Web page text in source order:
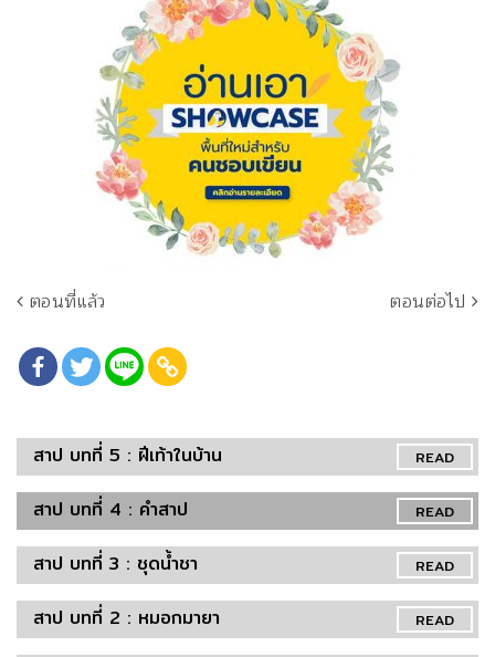
ตอนที่แล้ว ตอนต่อไป
READ
สาป บทที่ 5 : ฝีเท้าในบ้าน
READ
สาป บทที่ 4 : คำสาป
READ
สาป บทที่ 3 : ชุดน้ำชา
READ
สาป บทที่ 2 : หมอกมายา